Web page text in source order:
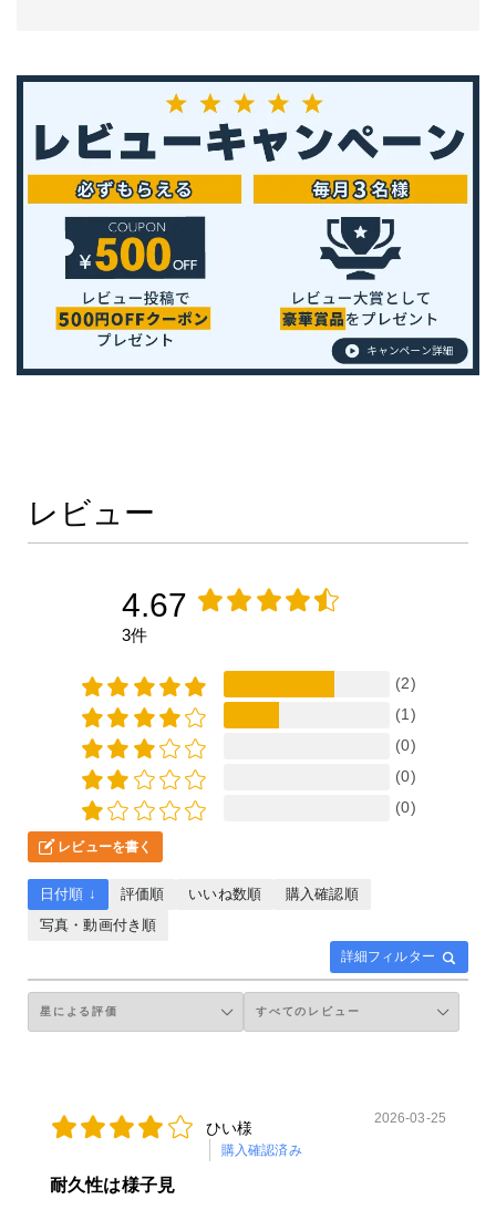
レビュー
4.67
3件
(2)
(1)
(0)
(0)
(0)
レビューを書く
詳細フィルター
日付順 ↓ 評価順 いいね数順
購入確認順
写真・動画付き順
ひい様
購入確認済み
2026-03-25
耐久性は様子見